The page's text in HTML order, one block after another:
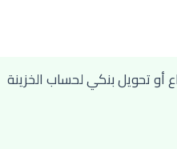
أو تحويل بنكي لحساب الخزينة